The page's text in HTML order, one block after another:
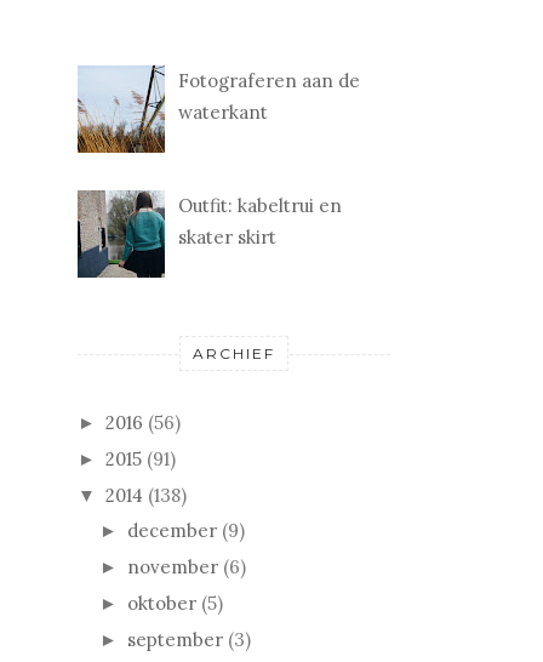
Fotograferen aan de
waterkant
Outfit: kabeltrui en
skater skirt
ARCHIEF
► 2016 (56)
► 2015 (91)
▼ 2014 (138)
► december (9)
► november (6)
► oktober (5)
► september (3)